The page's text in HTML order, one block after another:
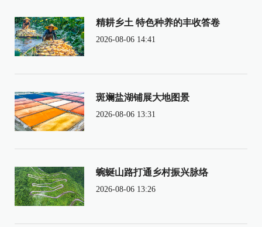
精耕乡土 特色种养的丰收答卷
2026-08-06 14:41
斑斓盐湖铺展大地图景
2026-08-06 13:31
蜿蜒山路打通乡村振兴脉络
2026-08-06 13:26